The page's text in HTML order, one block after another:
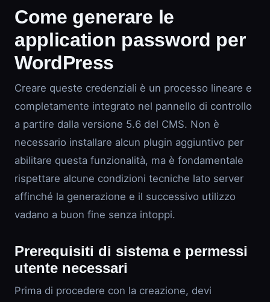
Come generare le
application password per
WordPress
Creare queste credenziali è un processo lineare e
completamente integrato nel pannello di controllo
a partire dalla versione 5.6 del CMS. Non è
necessario installare alcun plugin aggiuntivo per
abilitare questa funzionalità, ma è fondamentale
rispettare alcune condizioni tecniche lato server
affinché la generazione e il successivo utilizzo
vadano a buon fine senza intoppi.
Prerequisiti di sistema e permessi
utente necessari
Prima di procedere con la creazione, devi